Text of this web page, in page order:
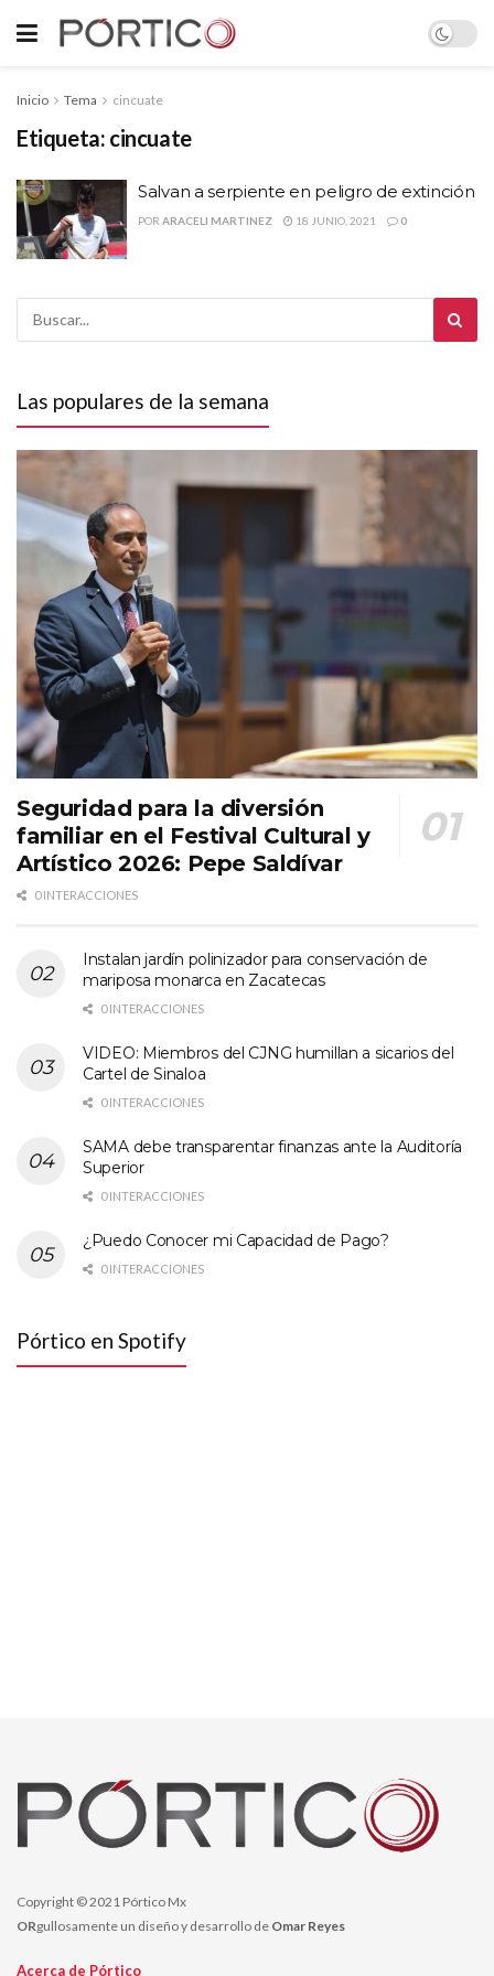
Inicio Tema cincuate
Etiqueta: cincuate
Salvan a serpiente en peligro de extinción
POR ARACELI MARTINEZ 18 JUNIO, 2021 0
Las populares de la semana
Seguridad para la diversión
familiar en el Festival Cultural y
Artístico 2026: Pepe Saldívar
0 INTERACCIONES
Instalan jardín polinizador para conservación de
mariposa monarca en Zacatecas
0 INTERACCIONES
VIDEO: Miembros del CJNG humillan a sicarios del
Cartel de Sinaloa
0 INTERACCIONES
SAMA debe transparentar finanzas ante la Auditoría
Superior
0 INTERACCIONES
¿Puedo Conocer mi Capacidad de Pago?
0 INTERACCIONES
Pórtico en Spotify
Copyright © 2021 Pórtico Mx
ORgullosamente un diseño y desarrollo de Omar Reyes
Acerca de Pórtico